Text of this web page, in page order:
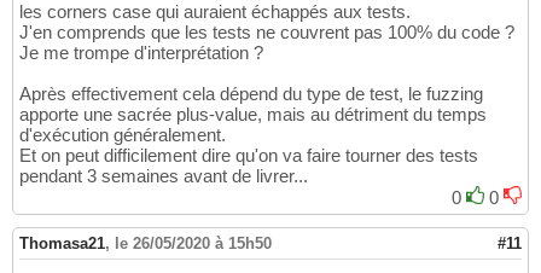
les corners case qui auraient échappés aux tests.
J'en comprends que les tests ne couvrent pas 100% du code ?
Je me trompe d'interprétation ?
Après effectivement cela dépend du type de test, le fuzzing
apporte une sacrée plus-value, mais au détriment du temps
d'exécution généralement.
Et on peut difficilement dire qu'on va faire tourner des tests
pendant 3 semaines avant de livrer...
0
0
Thomasa21, le 26/05/2020 à 15h50 #11